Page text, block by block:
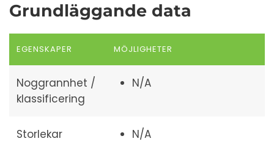
Grundläggande data
EGENSKAPER MÖJLIGHETER
Noggrannhet /
klassificering
N/A
Storlekar N/A